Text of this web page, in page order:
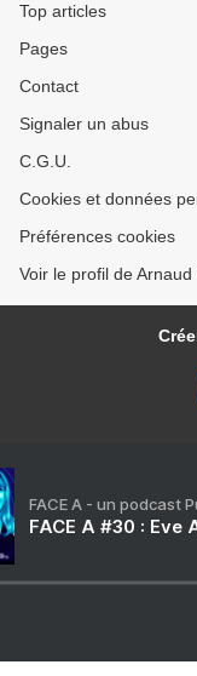
Top articles
Pages
Contact
Signaler un abus
C.G.U.
Cookies et données
Préférences cookies
Voir le profil de
FACE A - un podcast
FACE A #30 :